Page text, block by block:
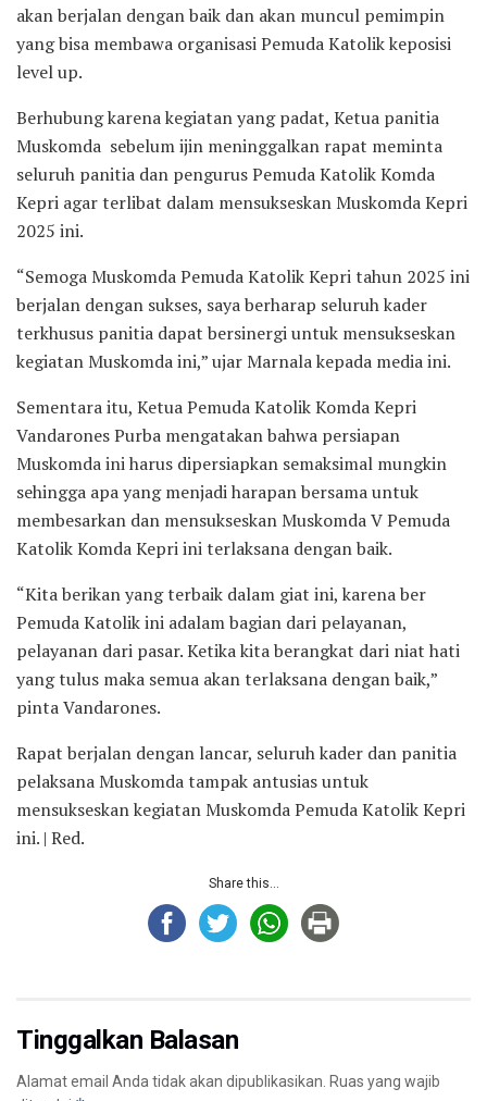
akan berjalan dengan baik dan akan muncul pemimpin
yang bisa membawa organisasi Pemuda Katolik keposisi
level up.
Berhubung karena kegiatan yang padat, Ketua panitia
Muskomda sebelum ijin meninggalkan rapat meminta
seluruh panitia dan pengurus Pemuda Katolik Komda
Kepri agar terlibat dalam mensukseskan Muskomda Kepri
2025 ini.
“Semoga Muskomda Pemuda Katolik Kepri tahun 2025 ini
berjalan dengan sukses, saya berharap seluruh kader
terkhusus panitia dapat bersinergi untuk mensukseskan
kegiatan Muskomda ini,” ujar Marnala kepada media ini.
Sementara itu, Ketua Pemuda Katolik Komda Kepri
Vandarones Purba mengatakan bahwa persiapan
Muskomda ini harus dipersiapkan semaksimal mungkin
sehingga apa yang menjadi harapan bersama untuk
membesarkan dan mensukseskan Muskomda V Pemuda
Katolik Komda Kepri ini terlaksana dengan baik.
“Kita berikan yang terbaik dalam giat ini, karena ber
Pemuda Katolik ini adalam bagian dari pelayanan,
pelayanan dari pasar. Ketika kita berangkat dari niat hati
yang tulus maka semua akan terlaksana dengan baik,”
pinta Vandarones.
Rapat berjalan dengan lancar, seluruh kader dan panitia
pelaksana Muskomda tampak antusias untuk
mensukseskan kegiatan Muskomda Pemuda Katolik Kepri
ini. | Red.
Share this...
Tinggalkan Balasan
Alamat email Anda tidak akan dipublikasikan. Ruas yang wajib